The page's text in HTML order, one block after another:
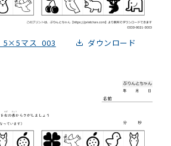
マス_003 ダウンロード